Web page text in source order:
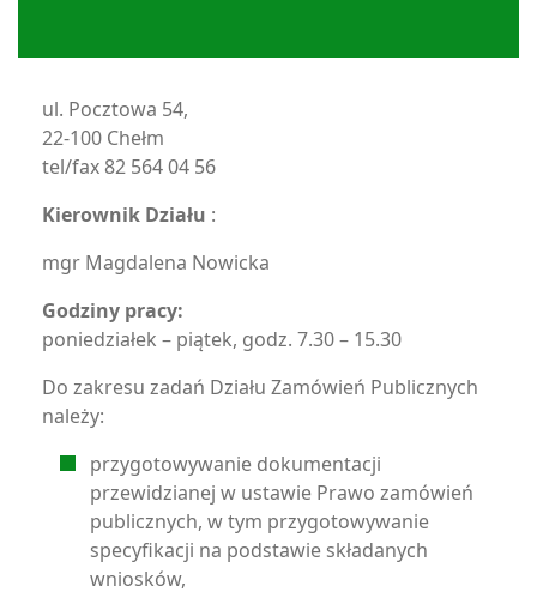
ul. Pocztowa 54,
22-100 Chełm
tel/fax 82 564 04 56
Kierownik Działu :
mgr Magdalena Nowicka
Godziny pracy:
poniedziałek – piątek, godz. 7.30 – 15.30
Do zakresu zadań Działu Zamówień Publicznych
należy:
przygotowywanie dokumentacji
przewidzianej w ustawie Prawo zamówień
publicznych, w tym przygotowywanie
specyfikacji na podstawie składanych
wniosków,